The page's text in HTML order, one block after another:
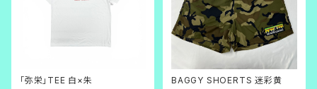
「弥栄」TEE 白×朱 BAGGY SHOERTS 迷彩黄